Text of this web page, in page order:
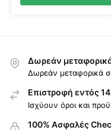
Δωρεάν
Δωρεάν μεταφορικά
Επιστροφή εντός
Ισχύουν όροι και
100% Ασφαλές